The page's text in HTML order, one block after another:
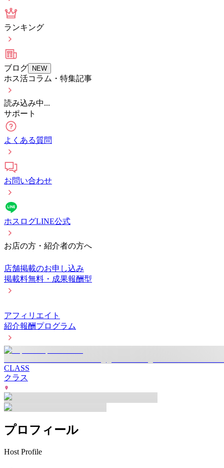
ランキング
ブログ NEW
ホス活コラム・特集記事
読み込み中...
サポート
よくある質問
お問い合わせ
ホスログLINE公式
お店の方・紹介者の方へ
店舗掲載のお申し込み
掲載料無料・成果報酬型
アフィリエイト
紹介報酬プログラム
CLASS
クラス
プロフィール
Host Profile